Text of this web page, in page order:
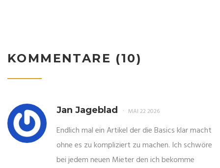
KOMMENTARE (10)
Jan Jageblad MAI 22 2026
Endlich mal ein Artikel der die Basics klar macht
ohne es zu kompliziert zu machen. Ich schwöre
bei jedem neuen Mieter den ich bekomme